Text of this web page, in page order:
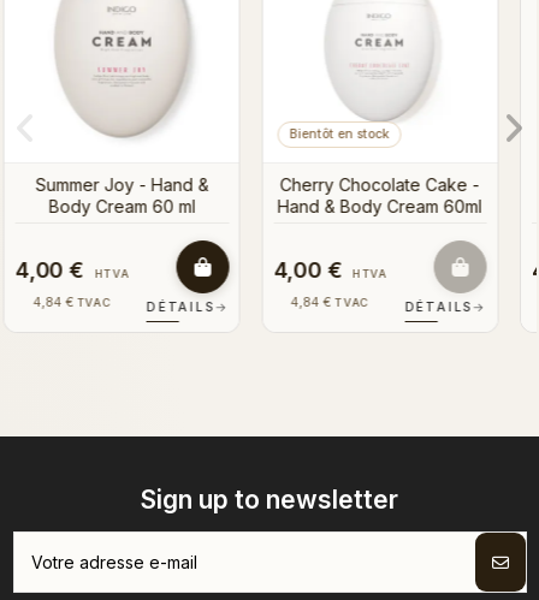
4,00 € HTVA
4,84 € TVAC DÉTAILS
4,00 € HTVA
4,84 € TVAC DÉTAILS
Sign up to newsletter